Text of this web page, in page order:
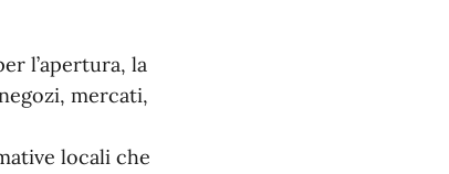
l’apertura, la
mercati,
locali che